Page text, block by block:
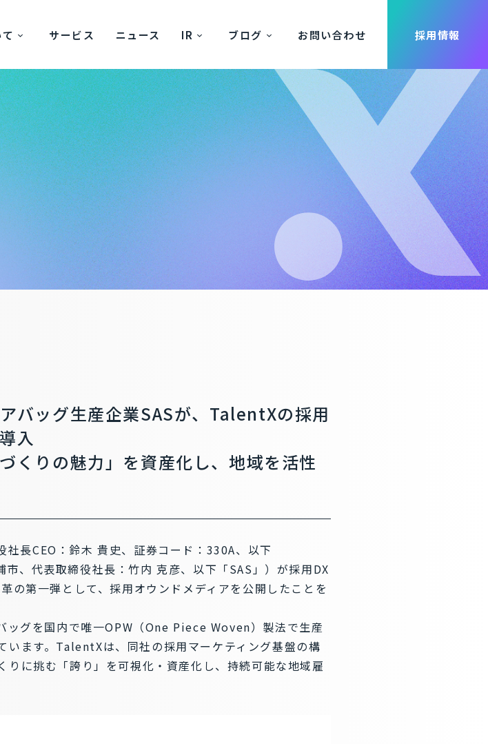
サービス ニュース IR ブログ お問い合わせ 採用情報
バッグ生産企業SASが、TalentXの採用
入
くりの魅力」を資産化し、地域を活性
長CEO：鈴木 貴史、証券コード：330A、以下
、代表取締役社長：竹内 克彦、以下「SAS」）が採用DX
の第一弾として、採用オウンドメディアを公開したことを
ッグを国内で唯一OPW（One Piece Woven）製法で生産
います。TalentXは、同社の採用マーケティング基盤の構
に挑む「誇り」を可視化・資産化し、持続可能な地域雇